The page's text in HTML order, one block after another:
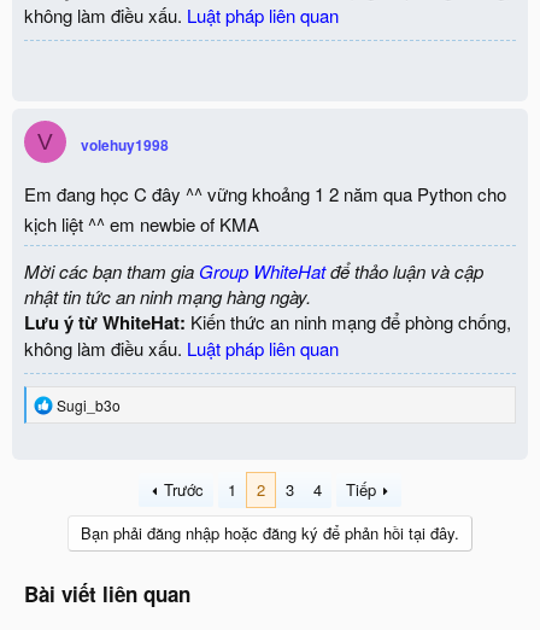
không làm điều xấu. Luật pháp liên quan
V volehuy1998
Em đang học C đây ^^ vững khoảng 1 2 năm qua Python cho
kịch liệt ^^ em newbie of KMA
Mời các bạn tham gia Group WhiteHatđể thảo luận và cập
nhật tin tức an ninh mạng hàng ngày.
Lưu ý từ WhiteHat: Kiến thức an ninh mạng để phòng chống,
không làm điều xấu. Luật pháp liên quan
R
Sugi_b3o
Trước 1 2 3 4
Tiếp
Bạn phải đăng nhập hoặc đăng ký để phản hồi tại đây.
Bài viết liên quan